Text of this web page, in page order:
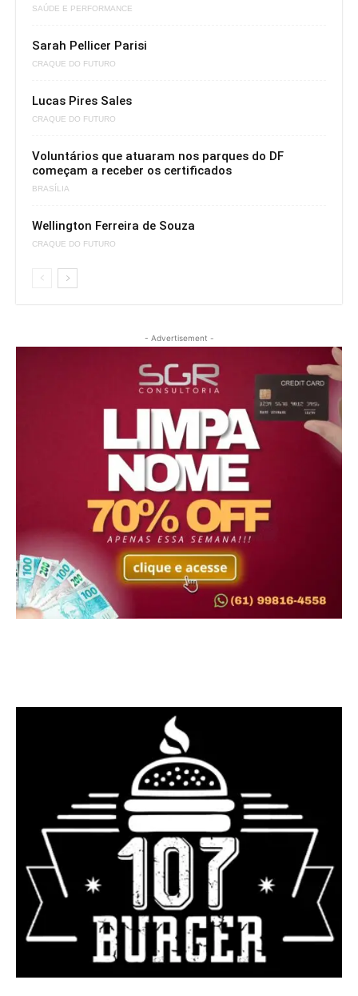
SAÚDE E PERFORMANCE
Sarah Pellicer Parisi
CRAQUE DO FUTURO
Lucas Pires Sales
CRAQUE DO FUTURO
Voluntários que atuaram nos parques do DF
começam a receber os certificados
BRASÍLIA
Wellington Ferreira de Souza
CRAQUE DO FUTURO
- Advertisement -